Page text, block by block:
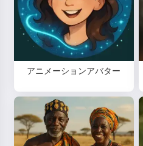
アニメーションアバター